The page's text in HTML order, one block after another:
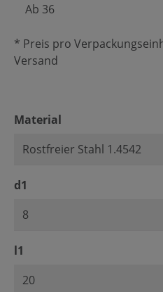
Ab 36
* Preis pro
Versand
Material
d1
l1